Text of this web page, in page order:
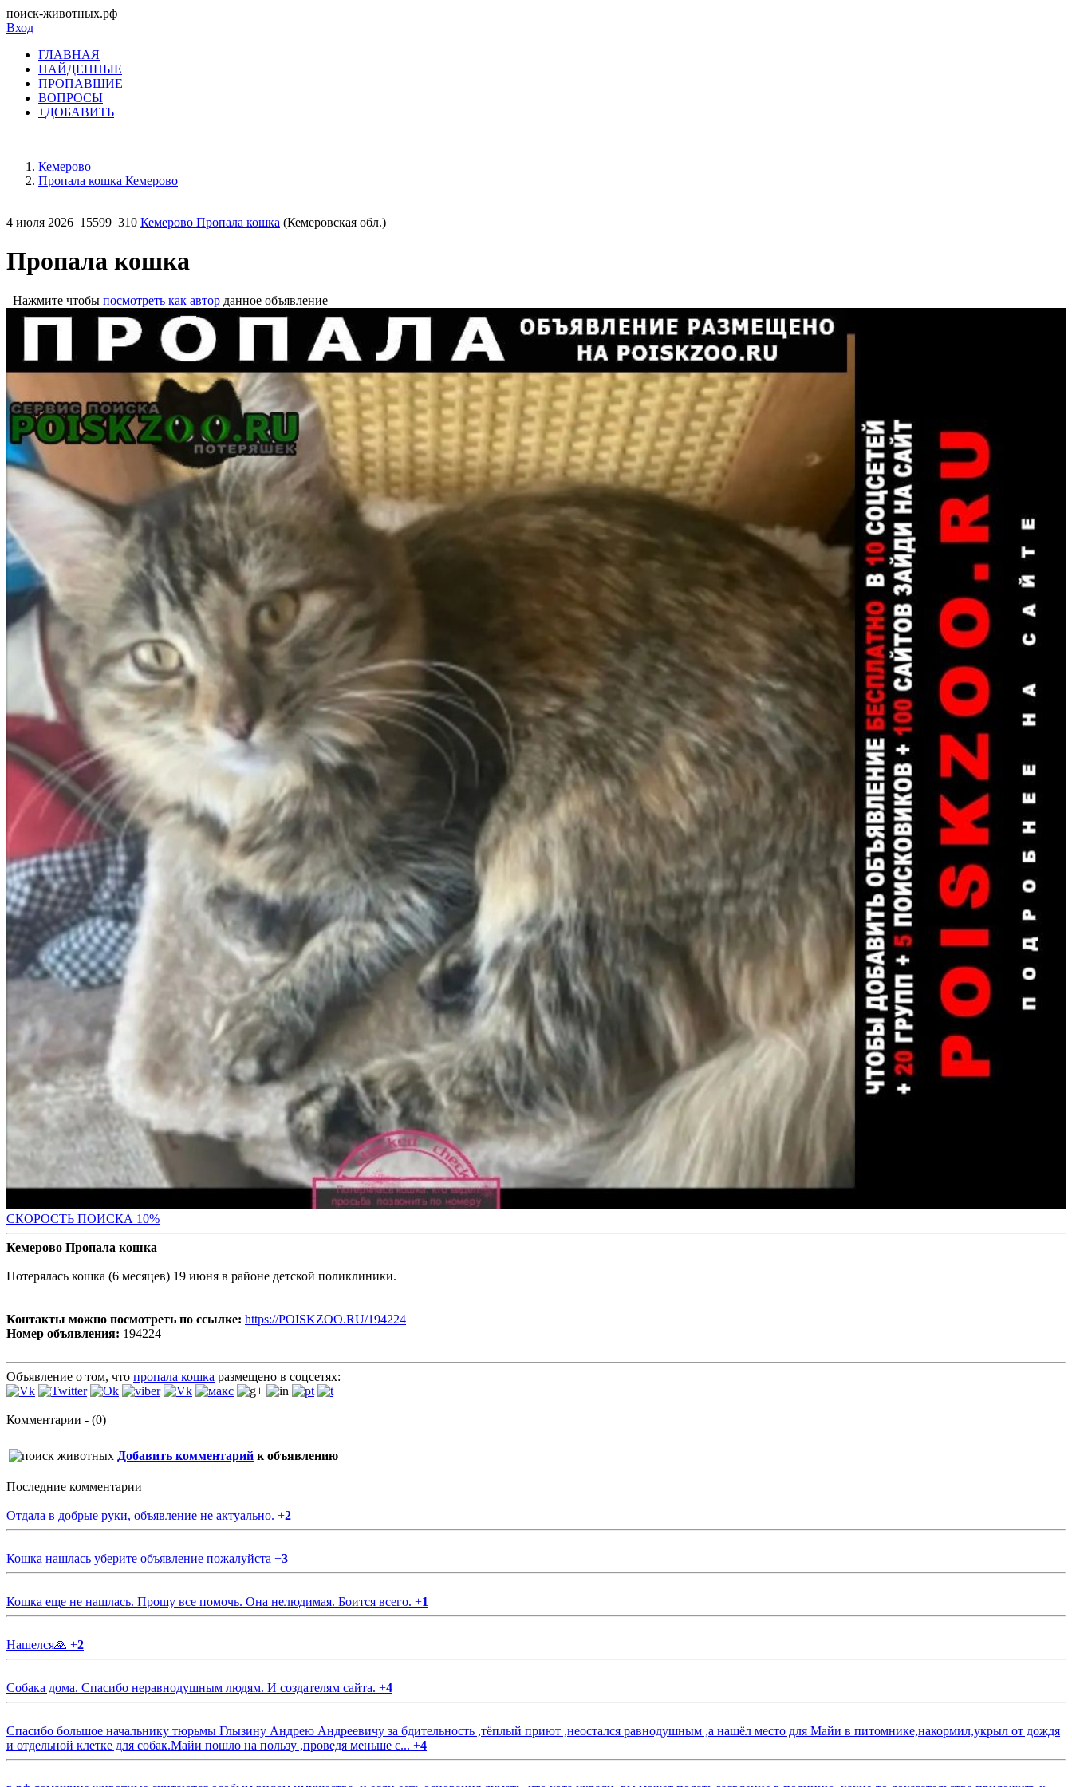
поиск-животных.рф
Вход
ГЛАВНАЯ
НАЙДЕННЫЕ
ПРОПАВШИЕ
ВОПРОСЫ
+ДОБАВИТЬ
Кемерово
Пропала кошка Кемерово
4 июля 2026 15599 310 Кемерово Пропала кошка (Кемеровская обл.)
Пропала кошка
Нажмите чтобы посмотреть как автор данное объявление
СКОРОСТЬ ПОИСКА 10%
Кемерово Пропала кошка
Потерялась кошка (6 месяцев) 19 июня в районе детской поликлиники.
Контакты можно посмотреть по ссылке: https://POISKZOO.RU/194224
Номер объявления: 194224
Объявление о том, что пропала кошка размещено в соцсетях:
Комментарии - (0)
Добавить комментарий к объявлению
Последние комментарии
Отдала в добрые руки, объявление не актуально. +2
Кошка нашлась уберите объявление пожалуйста +3
Кошка еще не нашлась. Прошу все помочь. Она нелюдимая. Боится всего. +1
Нашелся🙏 +2
Собака дома. Спасибо неравнодушным людям. И создателям сайта. +4
Спасибо большое начальнику тюрьмы Глызину Андрею Андреевичу за бдительность ,тёплый приют ,неостался равнодушным ,а нашёл место для Майи в питомнике,накормил,укрыл от дождя
и отдельной клетке для собак.Майи пошло на пользу ,проведя меньше с... +4